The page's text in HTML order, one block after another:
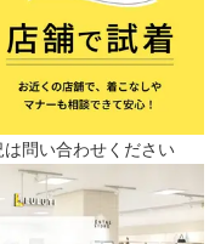
問い合わせください